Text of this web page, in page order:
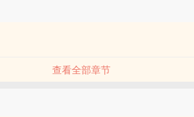
查看全部章节